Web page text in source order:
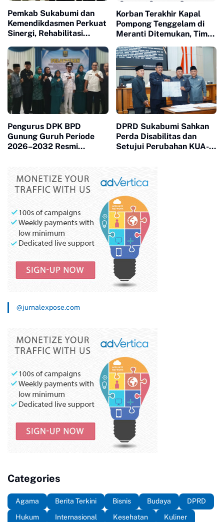
Pemkab Sukabumi dan
Kemendikdasmen Perkuat
Sinergi, Rehabilitasi
Korban Terakhir Kapal
Pompong Tenggelam di
Meranti Ditemukan, Tim
Jenazah
Pengurus DPK BPD
Gunung Guruh Periode
2026–2032 Resmi
DPRD Sukabumi Sahkan
Perda Disabilitas dan
Setujui Perubahan KUA-
@jurnalexpose.com
Categories
Agama Berita Terkini Bisnis Budaya
DPRD
Hukum
Internasional Kesehatan
Kuliner